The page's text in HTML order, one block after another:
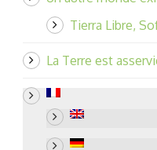
Tierra Libre,
La Terre est